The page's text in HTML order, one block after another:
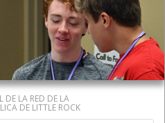
DE LA RED DE LA
DE LITTLE ROCK